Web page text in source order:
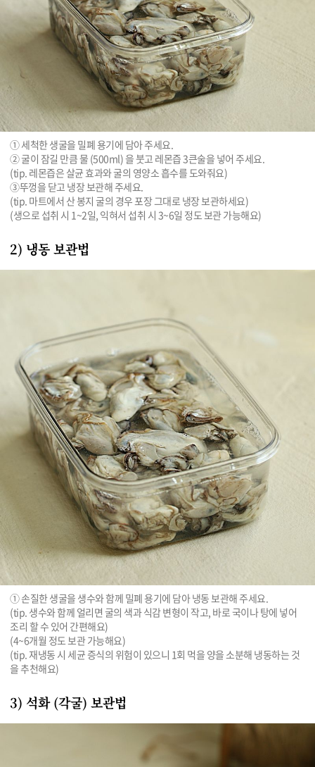
① 세척한 생굴을 밀폐 용기에 담아 주세요.
② 굴이 잠길 만큼 물 (500ml) 을 붓고 레몬즙 3큰술을 넣어 주세요.
(tip. 레몬즙은 살균 효과와 굴의 영양소 흡수를 도와줘요)
③뚜껑을 닫고 냉장 보관해 주세요.
(tip. 마트에서 산 봉지 굴의 경우 포장 그대로 냉장 보관하세요)
(생으로 섭취 시 1~2일, 익혀서 섭취 시 3~6일 정도 보관 가능해요)
2) 냉동 보관법
① 손질한 생굴을 생수와 함께 밀폐 용기에 담아 냉동 보관해 주세요.
(tip. 생수와 함께 얼리면 굴의 색과 식감 변형이 작고, 바로 국이나 탕에 넣어
조리 할 수 있어 간편해요)
(4~6개월 정도 보관 가능해요)
(tip. 재냉동 시 세균 증식의 위험이 있으니 1회 먹을 양을 소분해 냉동하는 것
을 추천해요)
3) 석화 (각굴) 보관법